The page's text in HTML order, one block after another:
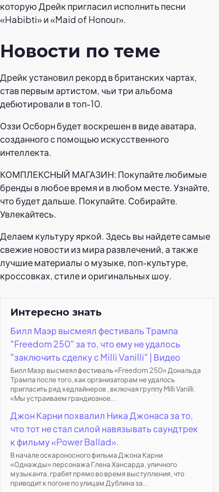
которую Дрейк пригласил исполнить песни
«Habibti» и «Maid of Honour».
Новости по теме
Дрейк установил рекорд в британских чартах,
став первым артистом, чьи три альбома
дебютировали в топ-10.
Оззи Осборн будет воскрешен в виде аватара,
созданного с помощью искусственного
интеллекта.
КОМПЛЕКСНЫЙ МАГАЗИН: Покупайте любимые
бренды в любое время и в любом месте. Узнайте,
что будет дальше. Покупайте. Собирайте.
Увлекайтесь.
Делаем культуру яркой. Здесь вы найдете самые
свежие новости из мира развлечений, а также
лучшие материалы о музыке, поп-культуре,
кроссовках, стиле и оригинальных шоу.
Интересно знать
Билл Маэр высмеял фестиваль Трампа
"Freedom 250" за то, что ему не удалось
"заключить сделку с Milli Vanilli" | Видео
Билл Маэр высмеял фестиваль «Freedom 250» Дональда
Трампа после того, как организаторам не удалось
пригласить ряд хедлайнеров , включая группу Milli Vanilli.
«Мы устраиваем грандиозное...
Джон Карни похвалил Ника Джонаса за то,
что тот не стал силой навязывать саундтрек
к фильму «Power Ballad».
В начале оскароносного фильма Джона Карни
«Однажды» персонажа Глена Хансарда, уличного
музыканта, грабят прямо во время выступления, что
приводит к погоне по улицам Дублина за...